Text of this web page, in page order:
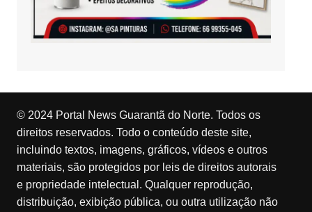
© 2024 Portal News Guarantã do Norte. Todos os
direitos reservados. Todo o conteúdo deste site,
incluindo textos, imagens, gráficos, vídeos e outros
materiais, são protegidos por leis de direitos autorais
e propriedade intelectual. Qualquer reprodução,
distribuição, exibição pública, ou outra utilização não